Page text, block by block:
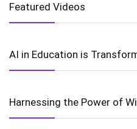
Featured Videos
AI in Education is
Harnessing the Power of